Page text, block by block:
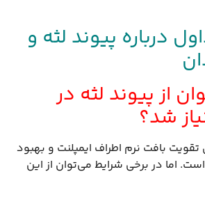
درباره پیوند لثه و
از پیوند لثه در
شد؟
تقویت بافت نرم اطراف ایمپلنت و بهبود
اما در برخی شرایط می‌توان از این